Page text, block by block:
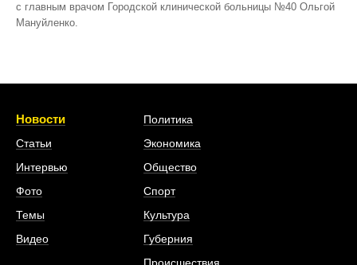
с главным врачом Городской клинической больницы №40 Ольгой
Мануйленко.
Новости
Статьи
Интервью
Фото
Темы
Видео
Политика
Экономика
Общество
Спорт
Культура
Губерния